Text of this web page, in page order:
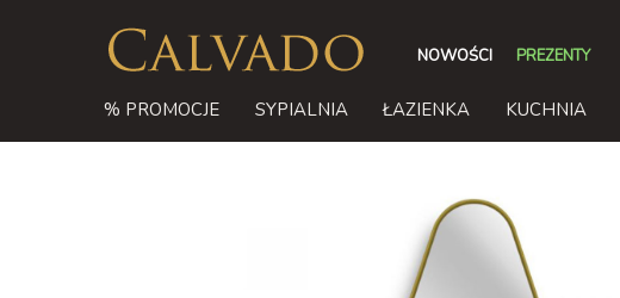
NOWOŚCI PREZENTY
% PROMOCJE SYPIALNIA ŁAZIENKA KUCHNIA